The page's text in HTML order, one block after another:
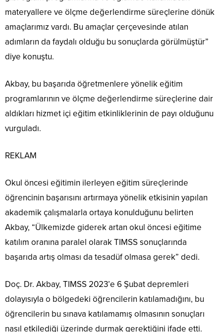
materyallere ve ölçme değerlendirme süreçlerine dönük
amaçlarımız vardı. Bu amaçlar çerçevesinde atılan
adımların da faydalı olduğu bu sonuçlarda görülmüştür”
diye konuştu.
Akbay, bu başarıda öğretmenlere yönelik eğitim
programlarının ve ölçme değerlendirme süreçlerine dair
aldıkları hizmet içi eğitim etkinliklerinin de payı olduğunu
vurguladı.
REKLAM
Okul öncesi eğitimin ilerleyen eğitim süreçlerinde
öğrencinin başarısını artırmaya yönelik etkisinin yapılan
akademik çalışmalarla ortaya konulduğunu belirten
Akbay, “Ülkemizde giderek artan okul öncesi eğitime
katılım oranına paralel olarak TIMSS sonuçlarında
başarıda artış olması da tesadüf olmasa gerek” dedi.
Doç. Dr. Akbay, TIMSS 2023’e 6 Şubat depremleri
dolayısıyla o bölgedeki öğrencilerin katılamadığını, bu
öğrencilerin bu sınava katılamamış olmasının sonuçları
nasıl etkilediği üzerinde durmak gerektiğini ifade etti.